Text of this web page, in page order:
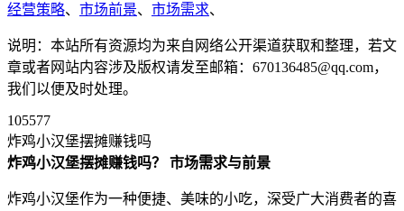
经营策略、 市场前景、 市场需求、
说明：本站所有资源均为来自网络公开渠道获取和整理，若文
章或者网站内容涉及版权请发至邮箱：670136485@qq.com，
我们以便及时处理。
105577
炸鸡小汉堡摆摊赚钱吗
炸鸡小汉堡摆摊赚钱吗？
市场需求与前景
炸鸡小汉堡作为一种便捷、美味的小吃，深受广大消费者的喜